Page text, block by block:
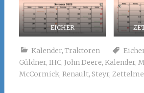
EICHER
Kalender, Traktoren
Güldner, IHC, John Deere, Kalender,
McCormick, Renault, Steyr,